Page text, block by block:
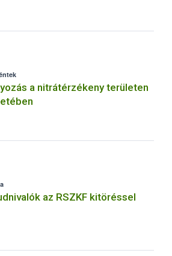
a nitrátérzékeny területen
az RSZKF kitöréssel